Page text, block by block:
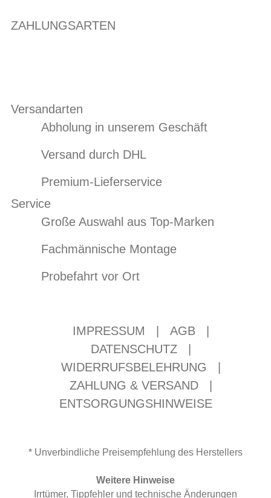
ZAHLUNGSARTEN
Versandarten
Abholung in unserem Geschäft
Versand durch DHL
Premium-Lieferservice
Service
Große Auswahl aus Top-Marken
Fachmännische Montage
Probefahrt vor Ort
IMPRESSUM AGB
DATENSCHUTZ
WIDERRUFSBELEHRUNG
ZAHLUNG & VERSAND
ENTSORGUNGSHINWEISE
* Unverbindliche Preisempfehlung des Herstellers
Weitere Hinweise
Irrtümer, Tippfehler und technische Änderungen